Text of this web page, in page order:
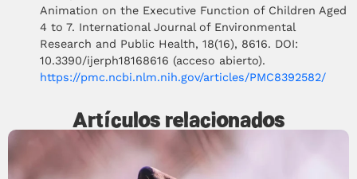
Animation on the Executive Function of Children Aged
4 to 7. International Journal of Environmental
Research and Public Health, 18(16), 8616. DOI:
10.3390/ijerph18168616 (acceso abierto).
https://pmc.ncbi.nlm.nih.gov/articles/PMC8392582/
Artículos relacionados